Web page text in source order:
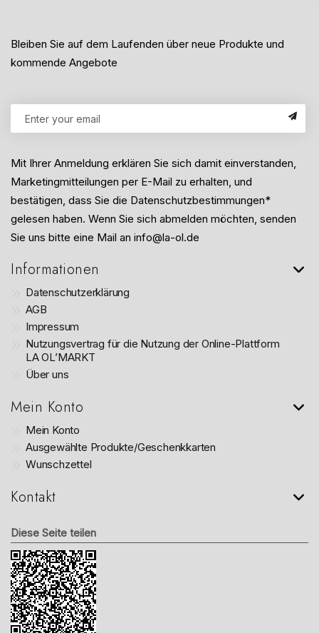
Bleiben Sie auf dem Laufenden über neue Produkte und
kommende Angebote
Mit Ihrer Anmeldung erklären Sie sich damit einverstanden,
Marketingmitteilungen per E-Mail zu erhalten, und
bestätigen, dass Sie die Datenschutzbestimmungen*
gelesen haben. Wenn Sie sich abmelden möchten, senden
Sie uns bitte eine Mail an info@la-ol.de
Informationen
Datenschutzerklärung
AGB
Impressum
Nutzungsvertrag für die Nutzung der Online-Plattform
LA OL’MARKT
Über uns
Mein Konto
Mein Konto
Ausgewählte Produkte/Geschenkkarten
Wunschzettel
Kontakt
Diese Seite teilen